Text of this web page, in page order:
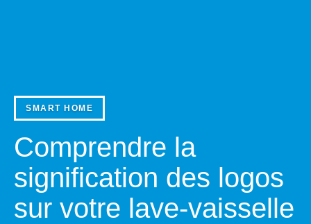
SMART HOME
Comprendre la
signification des logos
sur votre lave-vaisselle